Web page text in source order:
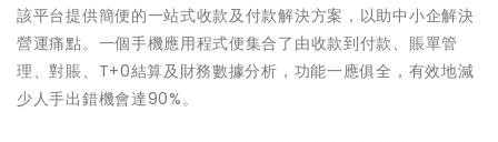
該平台提供簡便的一站式收款及付款解決方案，以助中小企解決
營運痛點。一個手機應用程式便集合了由收款到付款、賬單管
理、對賬、T+0結算及財務數據分析，功能一應俱全，有效地減
少人手出錯機會達90%。